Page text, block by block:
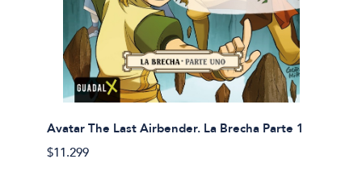
Avatar The Last Airbender. La Brecha Parte 1
$11.299